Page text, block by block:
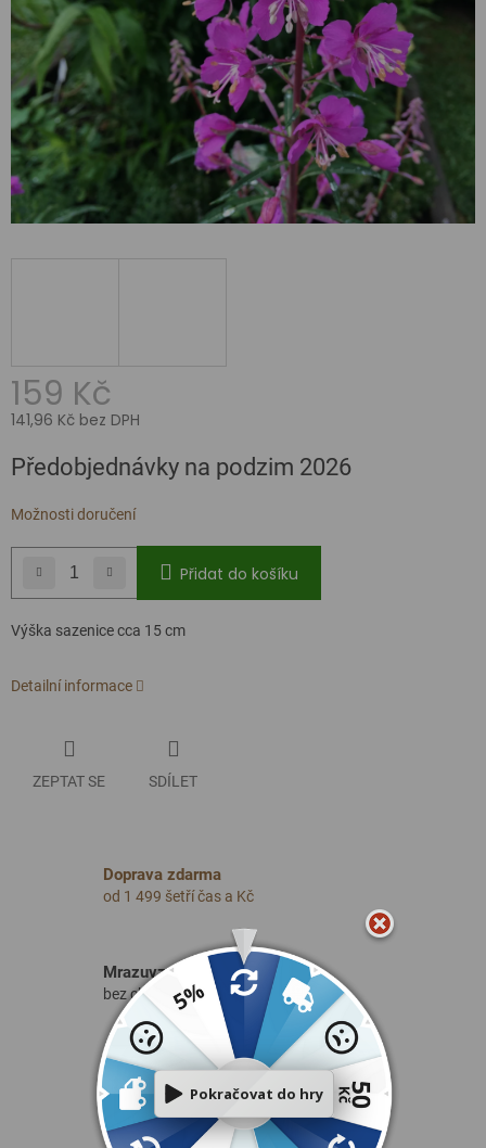
159 Kč
141,96 Kč bez DPH
cena:
Předobjednávky na podzim 2026
Možnosti doručení
Přidat do košíku
Výška sazenice cca 15 cm
Detailní informace
ZEPTAT SE SDÍLET
Doprava zdarma
od 1 499 šetří čas a Kč
Mrazuvzdorné české sazenice
bez chemie rostou zdravě od 1. dne
Garance doručení ✅
při nedodržení zdarma